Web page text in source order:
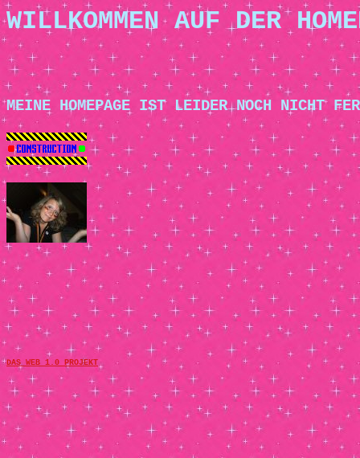
WILLKOMMEN AUF DER
MEINE HOMEPAGE IST LEIDER NOCH NICHT
DAS WEB 1.0 PROJEKT